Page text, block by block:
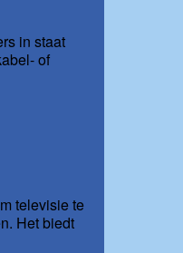
in staat
of
televisie te
Het biedt